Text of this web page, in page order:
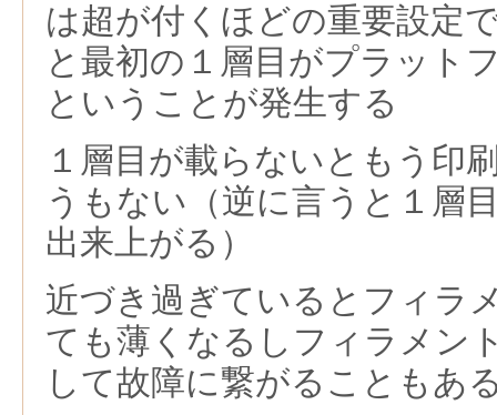
は超が付くほどの重要設定
と最初の１層目がプラット
ということが発生する
１層目が載らないともう印
うもない（逆に言うと１層
出来上がる）
近づき過ぎているとフィラ
ても薄くなるしフィラメン
して故障に繋がることもあ